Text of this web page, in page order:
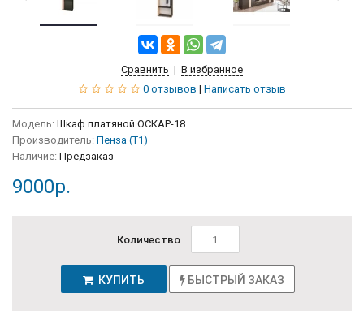
Сравнить | В избранное
0 отзывов | Написать отзыв
Модель: Шкаф платяной ОСКАР-18
Производитель: Пенза (Т1)
Наличие: Предзаказ
9000р.
Количество
КУПИТЬ БЫСТРЫЙ ЗАКАЗ